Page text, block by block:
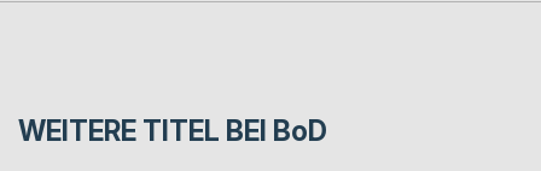
WEITERE TITEL BEI BoD